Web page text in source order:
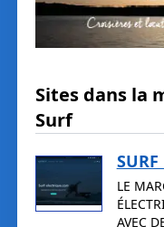
Sites dans la
Surf
SURF
LE
AVEC